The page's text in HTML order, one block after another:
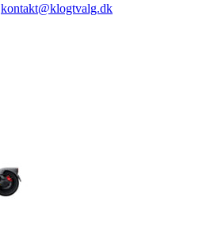
kontakt@klogtvalg.dk